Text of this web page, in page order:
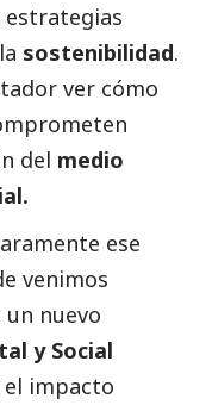
sostenibilidad.
ver cómo
del medio
.
ese
venimos
nuevo
y Social
impacto